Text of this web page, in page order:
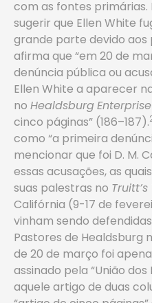
com as fontes primárias.
sugerir que Ellen White
grande parte devido
afirma que “em 20 de
denúncia pública ou
Ellen White a aparecer
no Healdsburg
cinco páginas” (186–187).
como “a primeira
mencionar ­que foi D. M.
essas acusações, as
suas palestras no
Califórnia (9-17 de
vinham sendo
Pastores de Healdsburg
de 20 de março foi
assinado pela “União dos
aquele artigo de duas